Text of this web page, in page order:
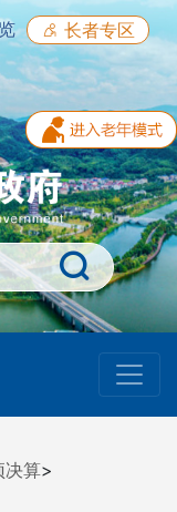
长者专区
决算>